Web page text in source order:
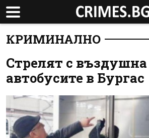
КРИМИНАЛНО
Стрелят с
автобусите в Бургас